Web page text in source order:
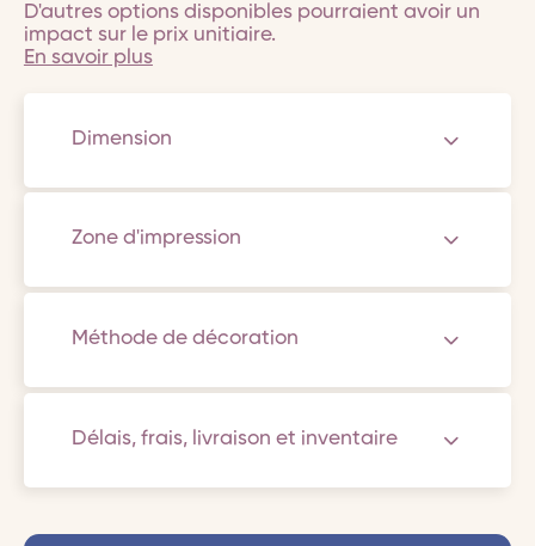
D'autres options disponibles pourraient avoir un
impact sur le prix unitiaire.
En savoir plus
Dimension
Zone d'impression
Méthode de décoration
Délais, frais, livraison et inventaire